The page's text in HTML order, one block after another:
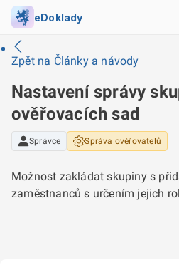
eDoklady
Zpět na Články a návody
Nastavení správy
ověřovacích sad
Správce Správa ověřovatelů
Možnost zakládat skupiny s
zaměstnanců s určením jejich